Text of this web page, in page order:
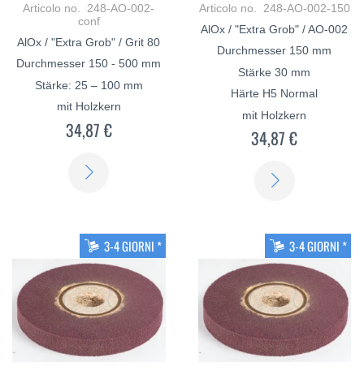
Articolo no. 248-AO-002-
conf
AlOx / "Extra Grob" / Grit 80
Durchmesser 150 - 500 mm
Stärke: 25 – 100 mm
mit Holzkern
34,87 €
Articolo no. 248-AO-002-150
AlOx / "Extra Grob" / AO-002
Durchmesser 150 mm
Stärke 30 mm
Härte H5 Normal
mit Holzkern
34,87 €
PIÙ
3-4 GIORNI * 3-4 GIORNI *